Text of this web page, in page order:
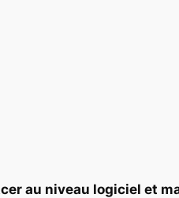
au niveau logiciel et